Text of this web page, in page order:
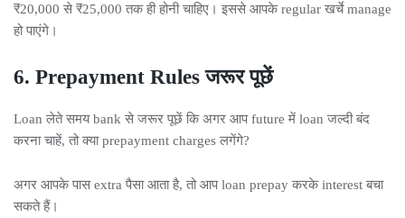
₹20,000 से ₹25,000 तक ही होनी चाहिए। इससे आपके regular खर्चे manage
हो पाएंगे।
6. Prepayment Rules जरूर पूछें
Loan लेते समय bank से जरूर पूछें कि अगर आप future में loan जल्दी बंद
करना चाहें, तो क्या prepayment charges लगेंगे?
अगर आपके पास extra पैसा आता है, तो आप loan prepay करके interest बचा
सकते हैं।